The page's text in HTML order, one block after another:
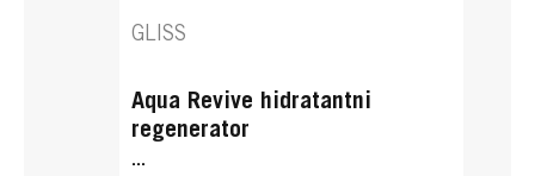
GLISS
Aqua Revive hidratantni
regenerator
...